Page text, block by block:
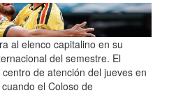
al elenco capitalino en su
del semestre. El
de atención del jueves en
el Coloso de